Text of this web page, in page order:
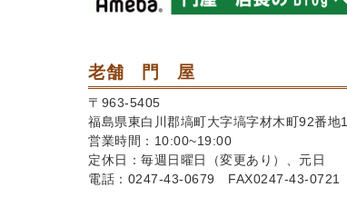
老舗 門 屋
〒963-5405
福島県東白川郡塙町大字塙字材木町92番地1
営業時間：10:00~19:00
定休日：毎週日曜日（変更あり）、元日
電話：0247-43-0679 FAX0247-43-0721